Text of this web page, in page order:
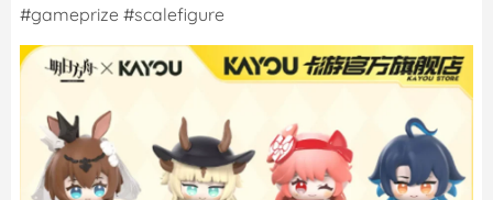
#gameprize #scalefigure